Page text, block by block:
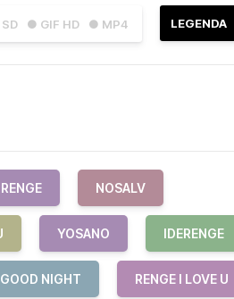
● GIF HD ● MP4 LEGENDA
RENGE NOSALV
YOSANO IDERENGE
GOOD NIGHT RENGE I LOVE U